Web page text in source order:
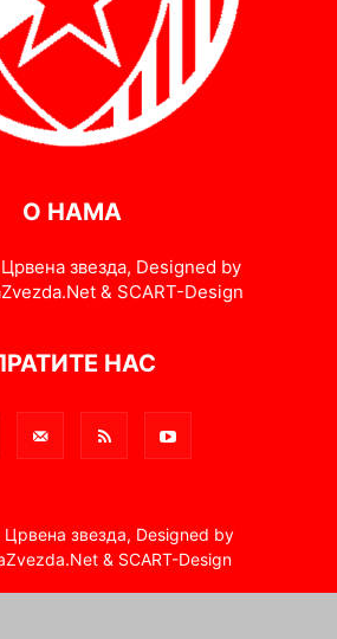
О НАМА
звезда, Designed by
& SCART-Design
НАС
звезда, Designed by
& SCART-Design